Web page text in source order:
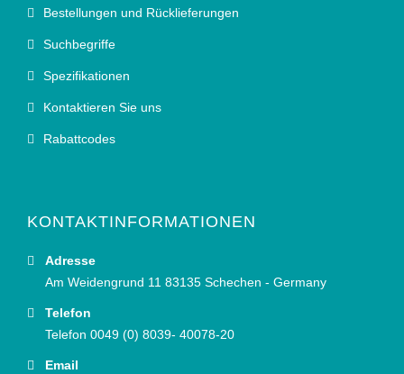
Bestellungen und Rücklieferungen
Suchbegriffe
Spezifikationen
Kontaktieren Sie uns
Rabattcodes
KONTAKTINFORMATIONEN
Adresse
Am Weidengrund 11 83135 Schechen - Germany
Telefon
Telefon 0049 (0) 8039- 40078-20
Email